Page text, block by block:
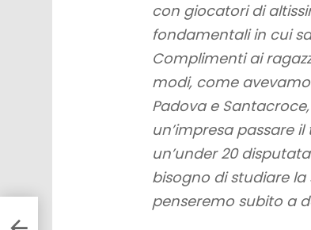
con giocatori di
fondamentali in cui
Complimenti ai
modi, come
Padova e
un’impresa passare
un’under 20
bisogno di studiare
penseremo subito a